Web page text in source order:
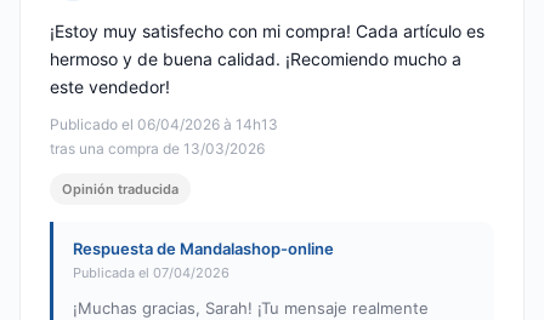
Publicado el 06/04/2026 à 14h13
tras una compra de 13/03/2026
¡Estoy muy satisfecho con mi compra! Cada artículo es
hermoso y de buena calidad. ¡Recomiendo mucho a
este vendedor!
Opinión traducida
Respuesta de Mandalashop-online
Publicada el 07/04/2026
¡Muchas gracias, Sarah! ¡Tu mensaje realmente